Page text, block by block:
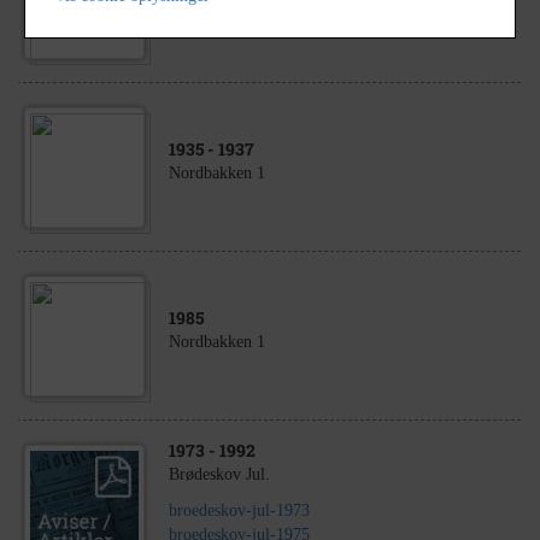
Nordbakken 1
1935 - 1937
Nordbakken 1
1985
Nordbakken 1
1973 - 1992
Brødeskov Jul.
broedeskov-jul-1973
broedeskov-jul-1975